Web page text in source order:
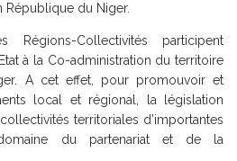
du Niger.
Régions-Collectivités participent
à la Co-administration du territoire
A cet effet, pour promouvoir et
local et régional, la législation
territoriales d’importantes
du partenariat et de la